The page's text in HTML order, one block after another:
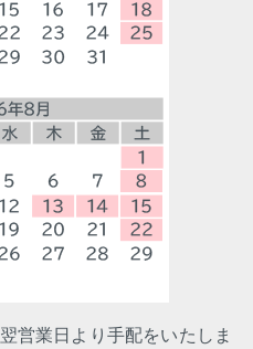
営業日より手配をいたしま